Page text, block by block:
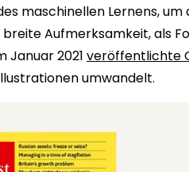
maschinellen Lernens, um
Aufmerksamkeit, als
Januar 2021 veröffentlichte
umwandelt.